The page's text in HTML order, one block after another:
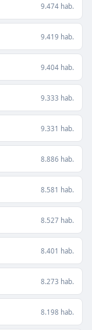
9.474 hab.
9.419 hab.
9.404 hab.
9.333 hab.
9.331 hab.
8.886 hab.
8.581 hab.
8.527 hab.
8.401 hab.
8.273 hab.
8.198 hab.